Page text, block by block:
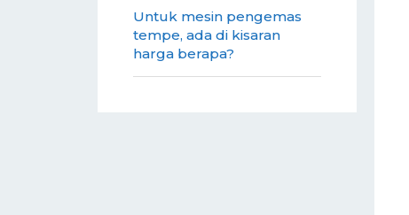
Untuk mesin pengemas
tempe, ada di kisaran
harga berapa?